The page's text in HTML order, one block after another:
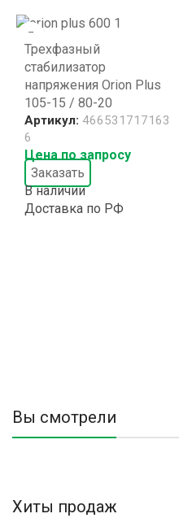
Трехфазный
стабилизатор
напряжения Orion Plus
105-15 / 80-20
Артикул: 466531717163
6
Цена по запросу
Заказать
В наличии
Доставка по РФ
Вы смотрели
Хиты продаж